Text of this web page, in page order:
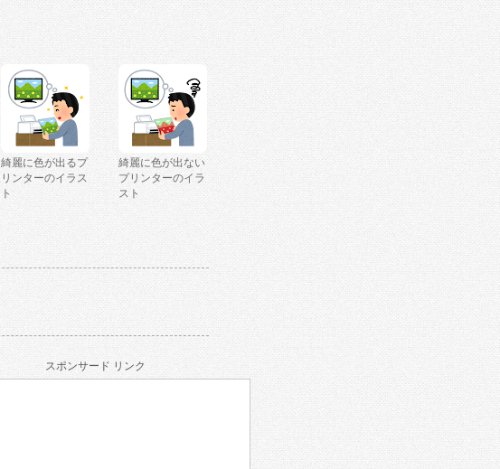
綺麗に色が出るプ
リンターのイラス
ト
綺麗に色が出ない
プリンターのイラ
スト
スポンサード リンク